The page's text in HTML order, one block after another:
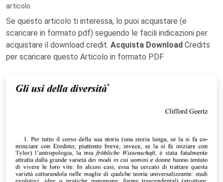
articolo.
Se questo articolo ti interessa, lo puoi acquistare (e
scaricare in formato pdf) seguendo le facili indicazioni per
acquistare il download credit. Acquista Download Credits
per scaricare questo Articolo in formato PDF